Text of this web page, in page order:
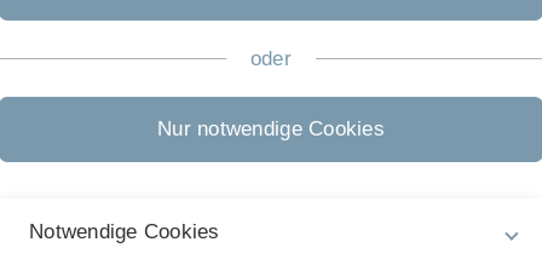
Publikationspreis
oder
Nur notwendige Cookies
Notwendige Cookies